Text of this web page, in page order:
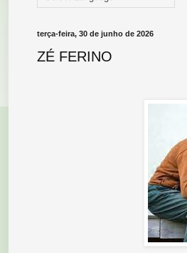
terça-feira, 30 de junho de 2026
ZÉ FERINO